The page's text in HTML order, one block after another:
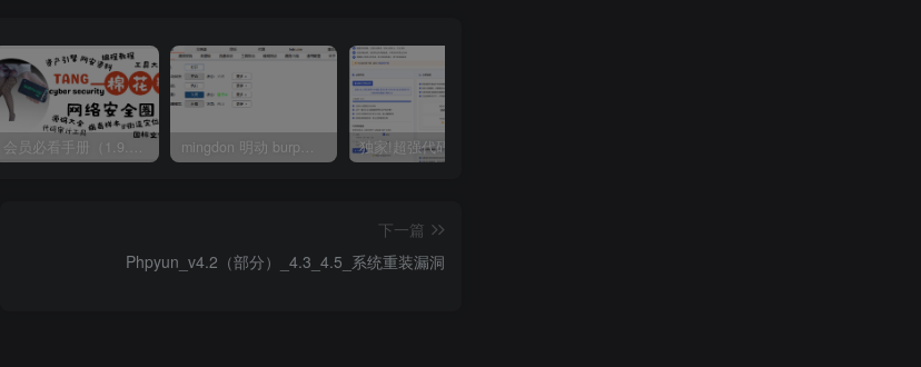
下一篇
Phpyun_v4.2（部分）_4.3_4.5_系统重装漏洞